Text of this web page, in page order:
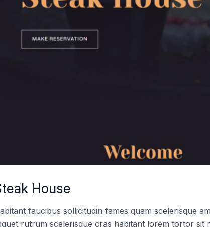
House
faucibus sollicitudin fames quam scelerisque
rutrum scelerisque cras habitant lorem tortor sit